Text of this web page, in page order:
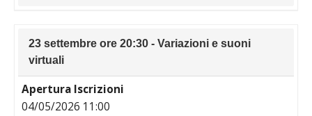
23 settembre ore 20:30 - Variazioni e suoni
virtuali
Apertura Iscrizioni
04/05/2026 11:00